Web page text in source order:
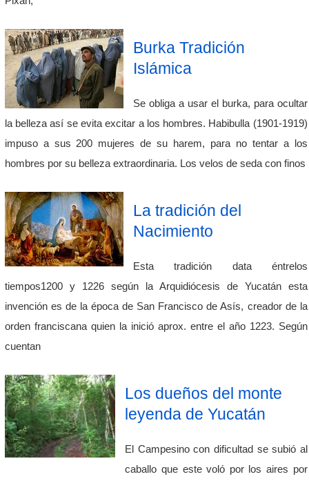
Burka Tradición
Islámica
Se obliga a usar el burka, para ocultar
la belleza así se evita excitar a los hombres. Habibulla (1901-1919)
impuso a sus 200 mujeres de su harem, para no tentar a los
hombres por su belleza extraordinaria. Los velos de seda con finos
La tradición del
Nacimiento
Esta tradición data éntrelos
tiempos1200 y 1226 según la Arquidiócesis de Yucatán esta
invención es de la época de San Francisco de Asís, creador de la
orden franciscana quien la inició aprox. entre el año 1223. Según
cuentan
Los dueños del monte
leyenda de Yucatán
El Campesino con dificultad se subió al
caballo que este voló por los aires por